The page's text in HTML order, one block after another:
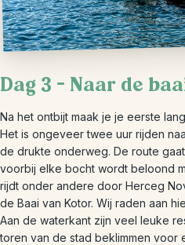
Dag 3 – Naar de
Na het ontbijt maak je je eerste
Het is ongeveer twee uur rijden
de drukte onderweg. De route
voorbij elke bocht wordt beloond
rijdt onder andere door Herceg
de Baai van Kotor. Wij raden aan
Aan de waterkant zijn veel leuke
toren van de stad beklimmen voor